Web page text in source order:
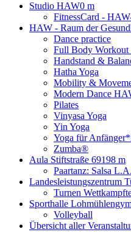
Studio HAW0 m
FitnessCard -
HAW - Raum der
Dance practice
Full Body Workout
Handstand &
Hatha Yoga
Mobility &
Modern Dance
Pilates
Vinyasa Yoga
Yin Yoga
Yoga für
Zumba®
Aula Stiftstraße 69198 m
Paartanz: Salsa
Landesleistungszentrum
Turnen
Sporthalle
Volleyball
Übersicht aller